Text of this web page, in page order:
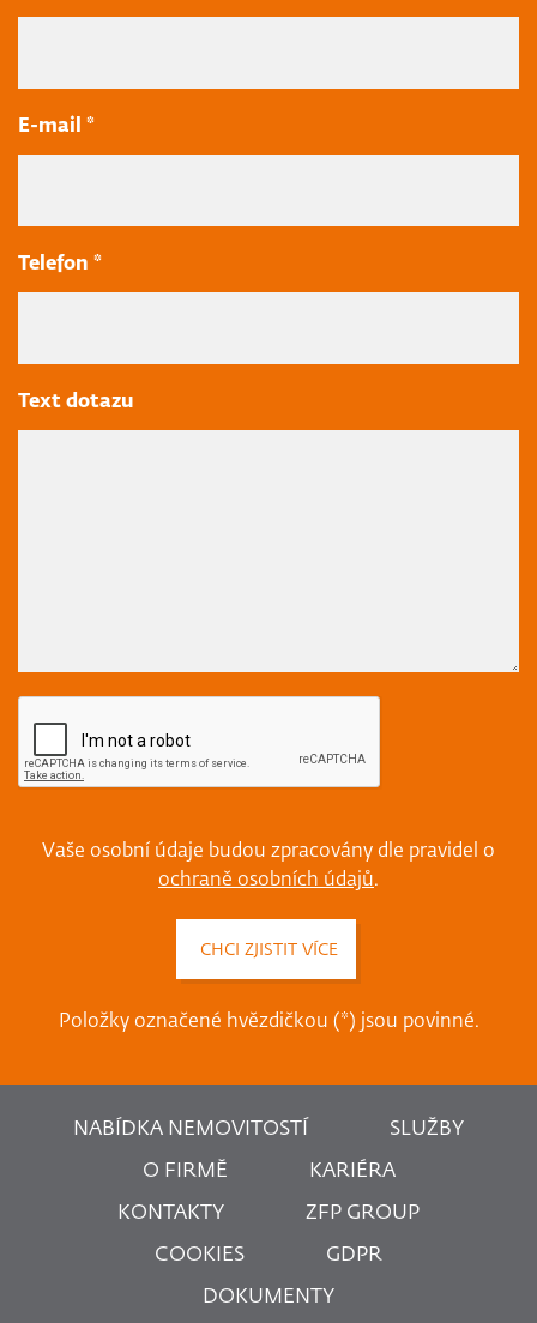
E-mail *
Telefon *
Text dotazu
Vaše osobní údaje budou zpracovány dle pravidel o
ochraně osobních údajů.
Položky označené hvězdičkou (*) jsou povinné.
NABÍDKA NEMOVITOSTÍ SLUŽBY
O FIRMĚ KARIÉRA
KONTAKTY ZFP GROUP
COOKIES GDPR
DOKUMENTY